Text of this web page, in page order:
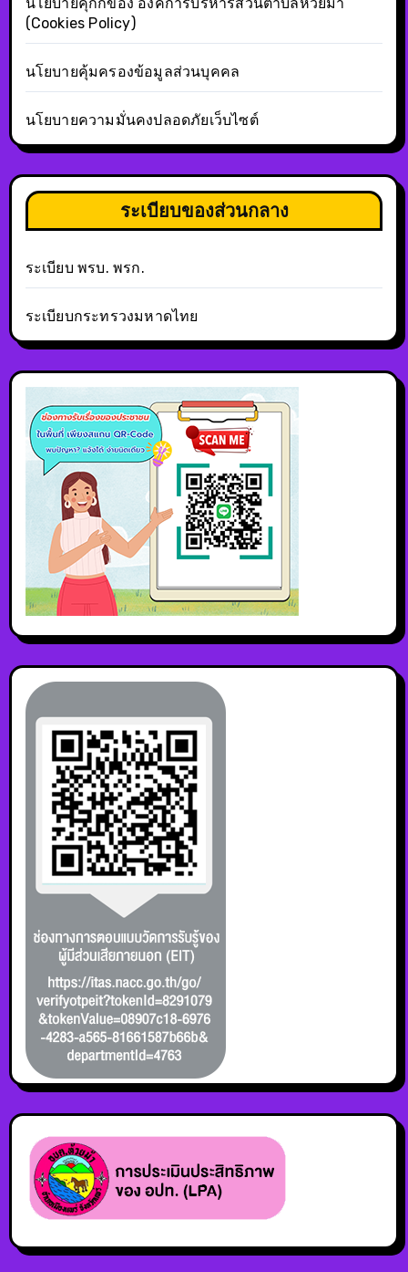
(Cookies Policy)
นโยบายคุ้มครองข้อมูลส่วนบุคคล
นโยบายความมั่นคงปลอดภัยเว็บไซต์
ระเบียบของส่วนกลาง
ระเบียบ พรบ. พรก.
ระเบียบกระทรวงมหาดไทย